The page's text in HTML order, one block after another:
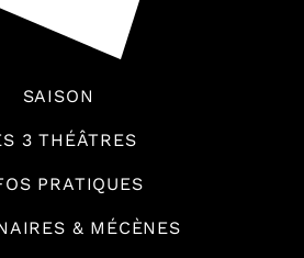
SAISON
3 THÉÂTRES
PRATIQUES
& MÉCÈNES